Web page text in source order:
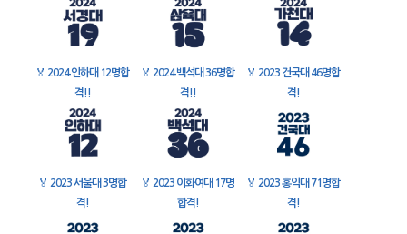
🏅 2024 인하대 12명합
격!!
🏅 2024 백석대 36명합
격!!
🏅 2023 건국대 46명합
격!
🏅 2023 서울대 3명합
격!
🏅 2023 이화여대 17명
합격!
🏅 2023 홍익대 71명합
격!